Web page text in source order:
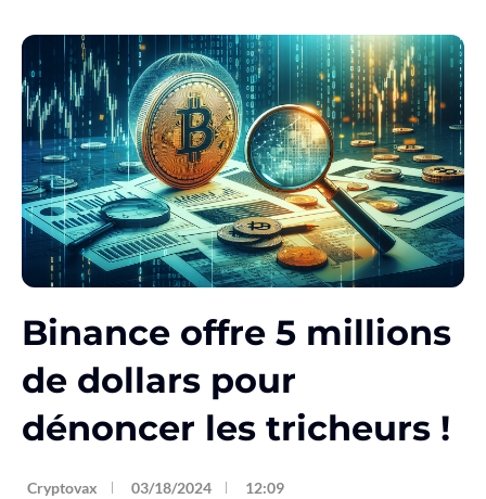
Binance offre 5 millions
de dollars pour
dénoncer les tricheurs !
Cryptovax 03/18/2024 12:09